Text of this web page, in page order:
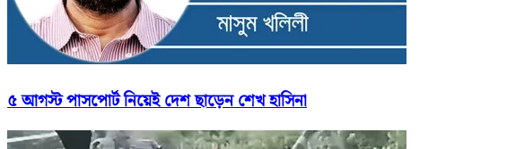
৫ আগস্ট পাসপোর্ট নিয়েই দেশ ছাড়েন শেখ হাসিনা